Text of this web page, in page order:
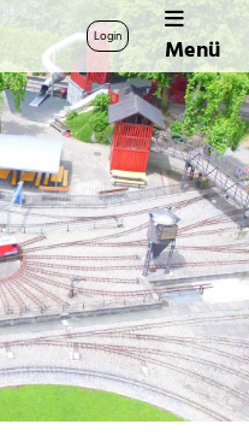
Login Menü